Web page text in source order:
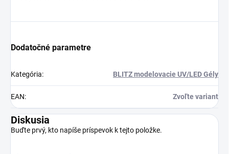
Dodatočné parametre
Kategória: BLITZ modelovacie UV/LED Gély
EAN: Zvoľte variant
Diskusia
Buďte prvý, kto napíše príspevok k tejto položke.